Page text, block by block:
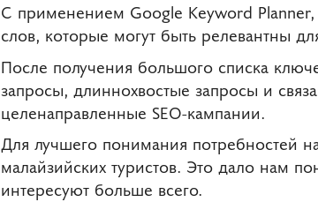
С применением Google Keyword
слов, которые могут быть релевантны
После получения большого списка
запросы, длиннохвостые запросы и
целенаправленные SEO-кампании.
Для лучшего понимания потребностей
малайзийских туристов. Это дало нам
интересуют больше всего.